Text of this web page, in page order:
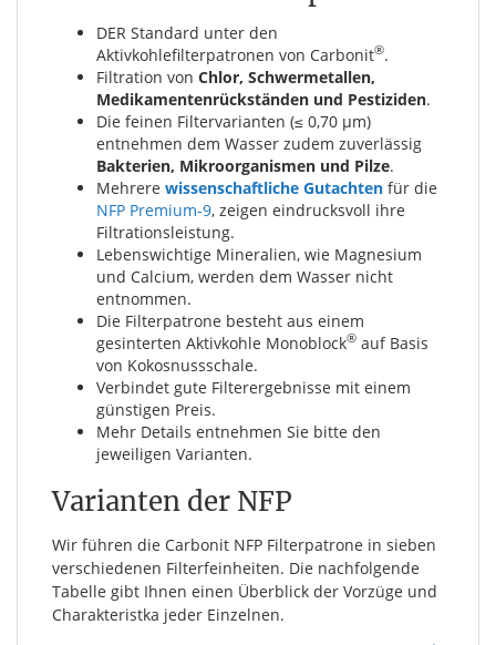
DER Standard unter den
Aktivkohlefilterpatronen von Carbonit®.
Filtration von Chlor, Schwermetallen,
Medikamentenrückständen und Pestiziden.
Die feinen Filtervarianten (≤ 0,70 µm)
entnehmen dem Wasser zudem zuverlässig
Bakterien, Mikroorganismen und Pilze.
Mehrere wissenschaftliche Gutachten für die
NFP Premium-9, zeigen eindrucksvoll ihre
Filtrationsleistung.
Lebenswichtige Mineralien, wie Magnesium
und Calcium, werden dem Wasser nicht
entnommen.
Die Filterpatrone besteht aus einem
gesinterten Aktivkohle Monoblock® auf Basis
von Kokosnussschale.
Verbindet gute Filterergebnisse mit einem
günstigen Preis.
Mehr Details entnehmen Sie bitte den
jeweiligen Varianten.
Varianten der NFP
Wir führen die Carbonit NFP Filterpatrone in sieben
verschiedenen Filterfeinheiten. Die nachfolgende
Tabelle gibt Ihnen einen Überblick der Vorzüge und
Charakteristka jeder Einzelnen.